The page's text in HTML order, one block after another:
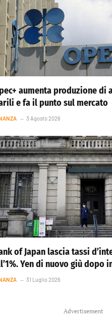
aumenta produzione di
e fa il punto sul mercato
3 Agosto 2026
of Japan lascia tassi
Yen di nuovo giù dopo
31 Luglio 2026
Advertisement